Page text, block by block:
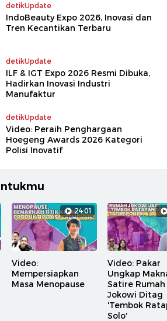
detikUpdate
IndoBeauty Expo 2026, Inovasi dan
Tren Kecantikan Terbaru
detikUpdate
ILF & IGT Expo 2026 Resmi Dibuka,
Hadirkan Inovasi Industri
Manufaktur
detikUpdate
Video: Peraih Penghargaan
Hoegeng Awards 2026 Kategori
Polisi Inovatif
24:01
Video:
Mempersiapkan
Masa Menopause
Video: Pakar
Ungkap
Satire Rumah
Jokowi Ditag
'Tembok
Solo'